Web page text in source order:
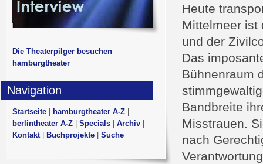
Heute
Mittelmeer ist
und der
Das
Bühnenraum
Bandbreite
Misstrauen.
nach
Die Theaterpilger besuchen
hamburgtheater
Navigation
Startseite hamburgtheater A-Z
berlintheater A-Z
Specials Archiv
Kontakt| Buchprojekte Suche